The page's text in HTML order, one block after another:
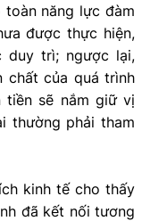
năng lực đàm
được thực hiện,
duy trì; ngược lại,
chất của quá trình
tiền sẽ nắm giữ vị
thường phải tham
kinh tế cho thấy
đã kết nối tương